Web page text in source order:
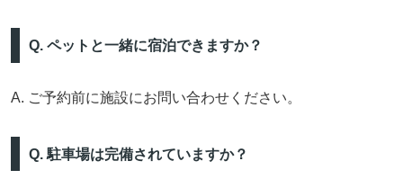
Q. ペットと一緒に宿泊できますか？
A. ご予約前に施設にお問い合わせください。
Q. 駐車場は完備されていますか？